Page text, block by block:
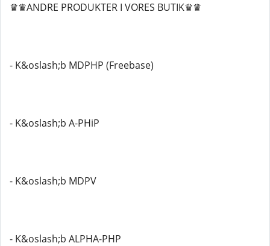
♛♛ANDRE PRODUKTER I VORES BUTIK♛♛
- K&oslash;b MDPHP (Freebase)
- K&oslash;b A-PHiP
- K&oslash;b MDPV
- K&oslash;b ALPHA-PHP